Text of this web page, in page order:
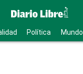
Política Mundo